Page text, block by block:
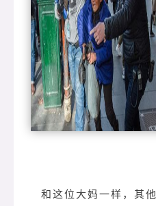
和这位大妈一样，其他